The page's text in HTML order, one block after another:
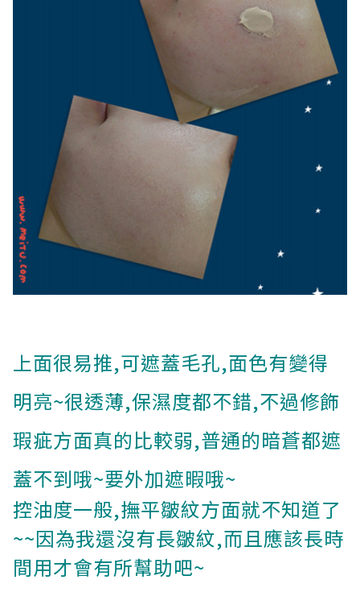
上面很易推,可遮蓋毛孔,面色有變得
明亮~很透薄,保濕度都不錯,不過修飾
瑕疵方面真的比較弱,普通的暗蒼都遮
蓋不到哦~要外加遮暇哦~
控油度一般,撫平皺紋方面就不知道了
~~因為我還沒有長皺紋,而且應該長時
間用才會有所幫助吧~